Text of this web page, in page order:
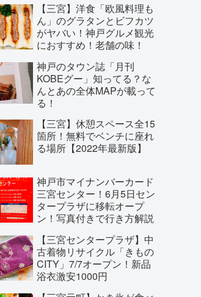
【三宮】洋食「欧風料理も
ん」のグラタンとビフカツ
がヤバい！神戸グルメ観光
におすすめ！老舗の味！
神戸のタウン誌「月刊
KOBEグー」知ってる？な
んとあの全体MAPが載って
る！
【三宮】休憩スペース全15
箇所！無料でベンチに座れ
る場所【2022年最新版】
神戸市マイナンバーカード
三宮センター！6月5日セン
タープラザに移転オープ
ン！写真付きで行き方解説
【三宮センタープラザ】中
古着物リサイクル「きもの
CITY」7/7オープン！新品
浴衣激安1000円